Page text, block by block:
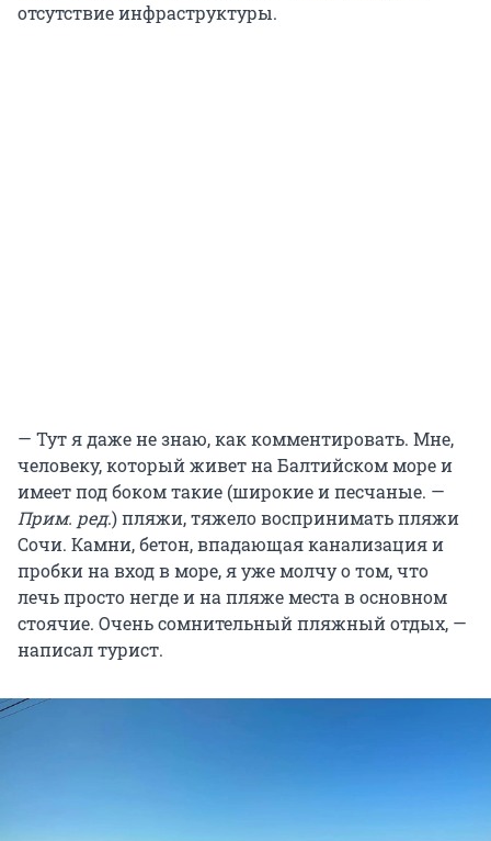
отсутствие инфраструктуры.
— Тут я даже не знаю, как комментировать. Мне,
человеку, который живет на Балтийском море и
имеет под боком такие (широкие и песчаные. —
Прим. ред.) пляжи, тяжело воспринимать пляжи
Сочи. Камни, бетон, впадающая канализация и
пробки на вход в море, я уже молчу о том, что
лечь просто негде и на пляже места в основном
стоячие. Очень сомнительный пляжный отдых, —
написал турист.